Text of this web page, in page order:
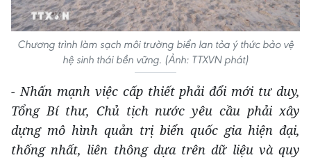
Chương trình làm sạch môi trường biển lan tỏa ý thức bảo vệ
hệ sinh thái bền vững. (Ảnh: TTXVN phát)
- Nhấn mạnh việc cấp thiết phải đổi mới tư duy,
Tổng Bí thư, Chủ tịch nước yêu cầuphải xây
dựng mô hình quản trị biển quốc gia hiện đại,
thống nhất, liên thông dựa trên dữ liệu và quy